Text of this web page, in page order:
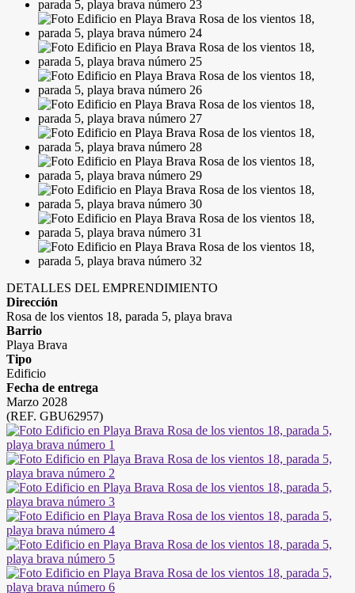
DETALLES DEL EMPRENDIMIENTO
Dirección
Rosa de los vientos 18, parada 5, playa brava
Barrio
Playa Brava
Tipo
Edificio
Fecha de entrega
Marzo 2028
(REF. GBU62957)